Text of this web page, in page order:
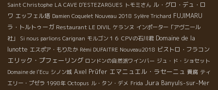
Saint Christophe LA CAVE D’ESTEZARGUES トモミさん ル・グロ・デュ・ロ
ワ エッフェル塔 Damien Coquelet Nouveau 2018 Sylère Trichard FUJIMARU
ラ・トルトゥーガ Restaurant LE DIVIL ケランヌ インポーター「アヴニール
社」
Si nous parlions Carignan モルゴン１６ CPVの石川君 Domaine de la
lunotte エスポア・もりたか Rémi DUFAITRE Nouveau2018 ビストロ・フラコン
エリック・プフェーリング ロンドンの自然派ワインバー ジュ・ド・ショセット
Domaine de l'Ecu シノン城 Axel Prüfer エマニュエル・ラセーニュ 貴腐 ティ
エリー・プゼラ 1998年 Octopus ル・タン・デメ Frida Jura Banyuls-sur-Mer